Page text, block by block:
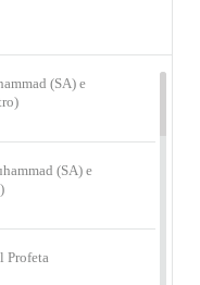
(SA) e
(SA) e
Profeta